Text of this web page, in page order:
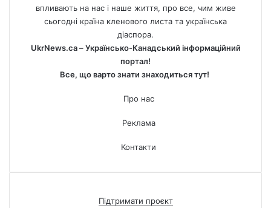
впливають на нас і наше життя, про все, чим живе
сьогодні країна кленового листа та українська
діаспора.
UkrNews.ca – Українсько-Канадський інформаційний
портал!
Все, що варто знати знаходиться тут!
Про нас
Реклама
Контакти
Підтримати проєкт